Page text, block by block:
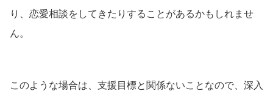
り、恋愛相談をしてきたりすることがあるかもしれませ
ん。
このような場合は、支援目標と関係ないことなので、深入